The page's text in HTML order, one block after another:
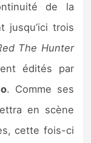
2
de la
jusqu’ici trois
The Hunter
édités par
. Comme ses
en scène
cette fois-ci